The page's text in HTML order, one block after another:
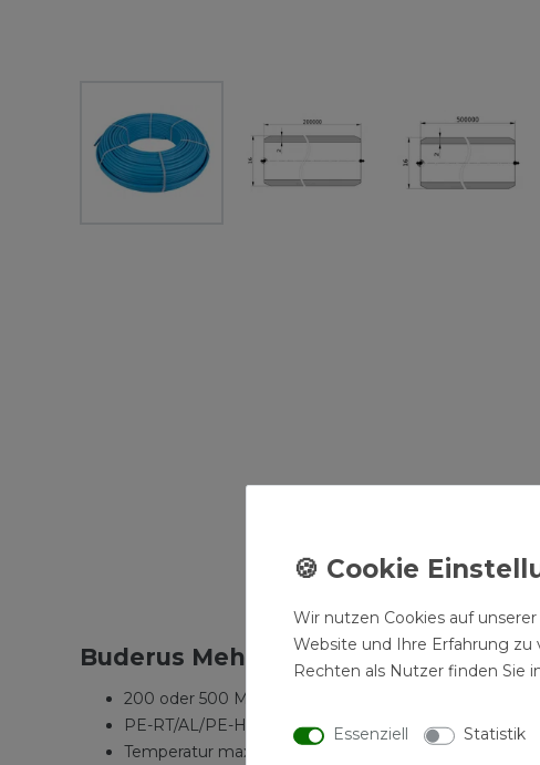
Buderus Mehrschicht-Verbundrohr
200 oder 500 Meter, bitte auswählen
PE-RT/AL/PE-HD
Temperatur max. 60°C
Wir nutzen Cookies auf
Website und Ihre Erfahrung
Rechten als Nutzer finden Sie
Essenziell Statistik